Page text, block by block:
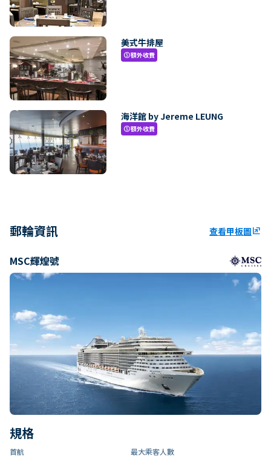
美式牛排屋
paid額外收費
海洋館 by Jereme LEUNG
paid額外收費
郵輪資訊 查看甲板圖ungroup
MSC輝煌號
規格
首航 最大乘客人數